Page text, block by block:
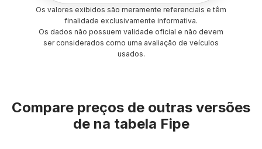
Os valores exibidos são meramente referenciais e têm
finalidade exclusivamente informativa.
Os dados não possuem validade oficial e não devem
ser considerados como uma avaliação de veículos
usados.
Compare preços de outras versões
de na tabela Fipe